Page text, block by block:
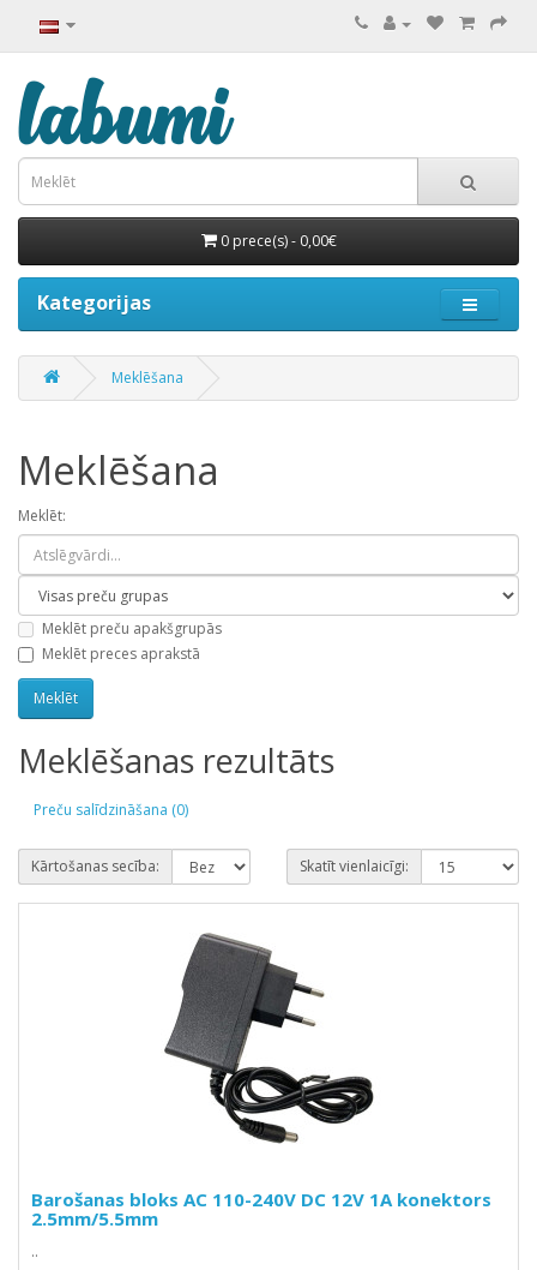
0 prece(s) - 0,00€
Kategorijas
Meklēšana
Meklēšana
Meklēt:
Meklēt preču apakšgrupās
Meklēt preces aprakstā
Meklēšanas rezultāts
Preču salīdzināšana (0)
Kārtošanas secība: Skatīt vienlaicīgi:
Barošanas bloks AC 110-240V DC 12V 1A konektors
2.5mm/5.5mm
..